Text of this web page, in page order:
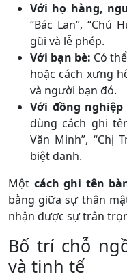
Với họ hàng,
“Bác Lan”, “Chú
gũi và lễ phép.
Với bạn bè: Có
hoặc cách xưng
và người bạn đó.
Với đồng
dùng cách ghi
Văn Minh”, “Chị
biệt danh.
Một cách ghi tên
bằng giữa sự thân
nhận được sự trân
Bố trí chỗ
và tinh tế